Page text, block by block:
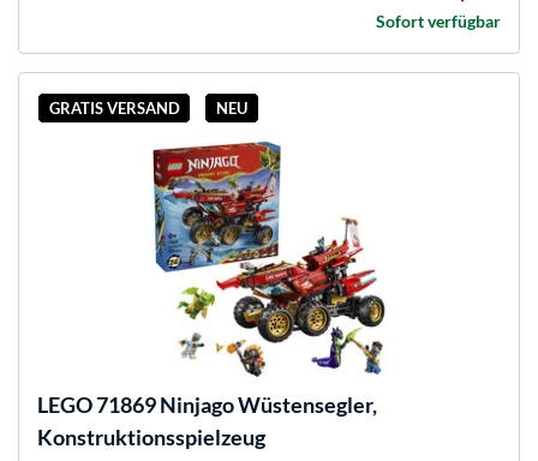
Sofort verfügbar
GRATIS VERSAND NEU
LEGO71869 Ninjago Wüstensegler,
Konstruktionsspielzeug